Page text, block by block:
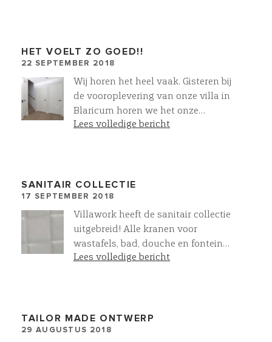
HET VOELT ZO GOED!!
22 SEPTEMBER 2018
Wij horen het heel vaak. Gisteren bij
de vooroplevering van onze villa in
Blaricum horen we het onze
opdrachtgevers weer zeggen "Het
Lees volledige bericht
SANITAIR COLLECTIE
17 SEPTEMBER 2018
Villawork heeft de sanitair collectie
uitgebreid! Alle kranen voor
wastafels, bad, douche en fontein
zijn als op- en inbouwkranen te
detail @villawork
Lees volledige bericht
TAILOR MADE ONTWERP
29 AUGUSTUS 2018